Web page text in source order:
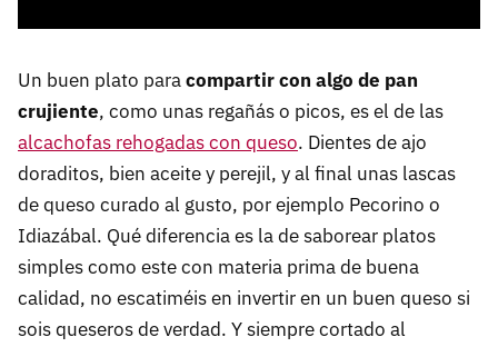
Un buen plato paracompartir con algo de pan
crujiente, como unas regañás o picos, es el de las
alcachofas rehogadas con queso. Dientes de ajo
doraditos, bien aceite y perejil, y al final unas lascas
de queso curado al gusto, por ejemplo Pecorino o
Idiazábal. Qué diferencia es la de saborear platos
simples como este con materia prima de buena
calidad, no escatiméis en invertir en un buen queso si
sois queseros de verdad. Y siempre cortado al